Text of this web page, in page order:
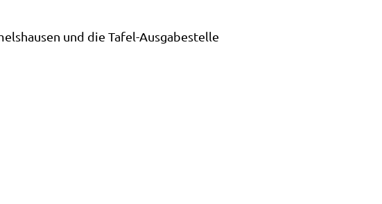
und die Tafel-Ausgabestelle